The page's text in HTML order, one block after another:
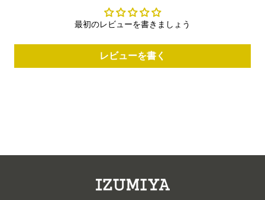
最初のレビューを書きましょう
レビューを書く